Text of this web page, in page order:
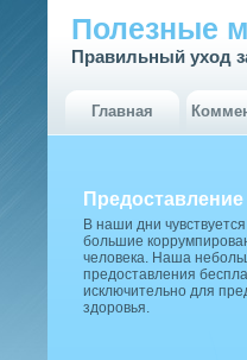
Полезные
Правильный уход
Главная
В наши дни
большие
человека. Наша
предоставления
исключительно для
здоровья.